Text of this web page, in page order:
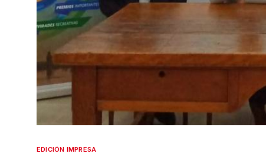
EDICIÓN IMPRESA